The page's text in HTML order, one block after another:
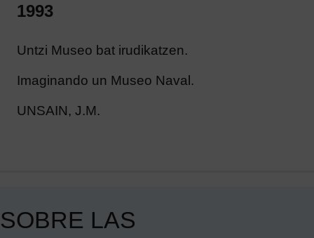
1993
Untzi Museo bat irudikatzen.
Imaginando un Museo Naval.
UNSAIN, J.M.
SOBRE LAS